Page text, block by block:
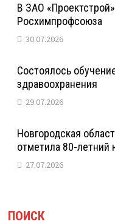
В ЗАО
Росхимпрофсоюза
30.07.2026
Состоялось
здравоохранения
29.07.2026
Новгородская
отметила 80-летний
27.07.2026
ПОИСК